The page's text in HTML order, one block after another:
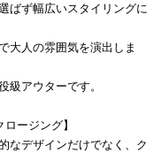
ばず幅広いスタイリングに
大人の雰囲気を演出しま
級アウターです。
ージング】
なデザインだけでなく、ク